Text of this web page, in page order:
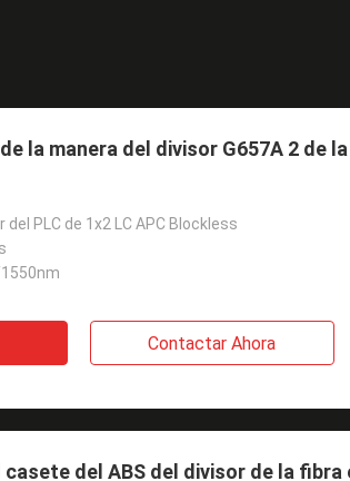
la manera del divisor G657A 2 de
del PLC de 1x2 LC APC Blockless
Contactar Ahora
del ABS del divisor de la fibra